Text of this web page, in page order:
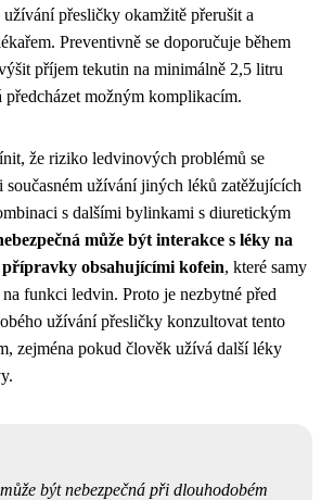
přesličky okamžitě přerušit a
Preventivně se doporučuje během
příjem tekutin na minimálně 2,5 litru
předcházet možným komplikacím.
že riziko ledvinových problémů se
současném užívání jiných léků zatěžujících
s dalšími bylinkami s diuretickým
může být interakce s léky na
přípravky obsahujícími kofein, které samy
funkci ledvin. Proto je nezbytné před
užívání přesličky konzultovat tento
zejména pokud člověk užívá další léky
být nebezpečná při dlouhodobém